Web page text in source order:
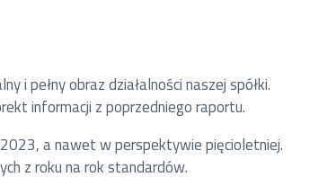
pełny obraz działalności naszej spółki.
informacji z poprzedniego raportu.
a nawet w perspektywie pięcioletniej.
z roku na rok standardów.